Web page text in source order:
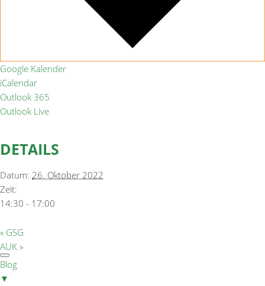
Google Kalender
iCalendar
Outlook 365
Outlook Live
DETAILS
Datum: 26. Oktober 2022
Zeit:
14:30 - 17:00
« GSG
AUK »
Blog
▼